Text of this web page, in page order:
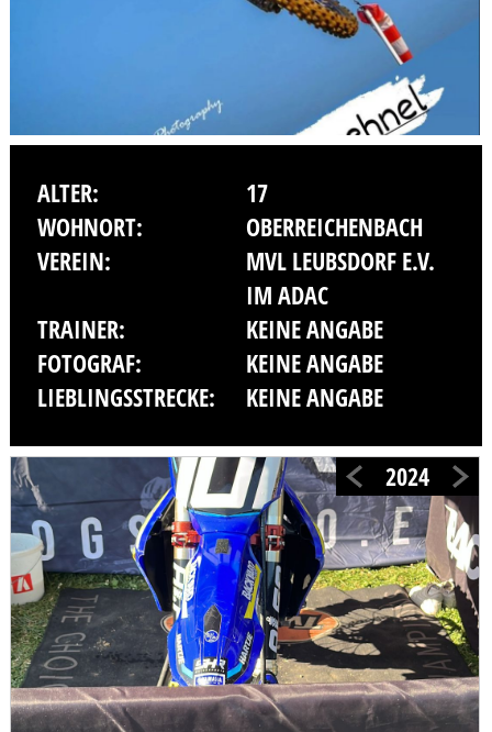
ALTER:
17
WOHNORT:
OBERREICHENBACH
VEREIN:
MVL LEUBSDORF E.V.
IM ADAC
TRAINER:
KEINE ANGABE
FOTOGRAF:
KEINE ANGABE
LIEBLINGSSTRECKE:
KEINE ANGABE
2024